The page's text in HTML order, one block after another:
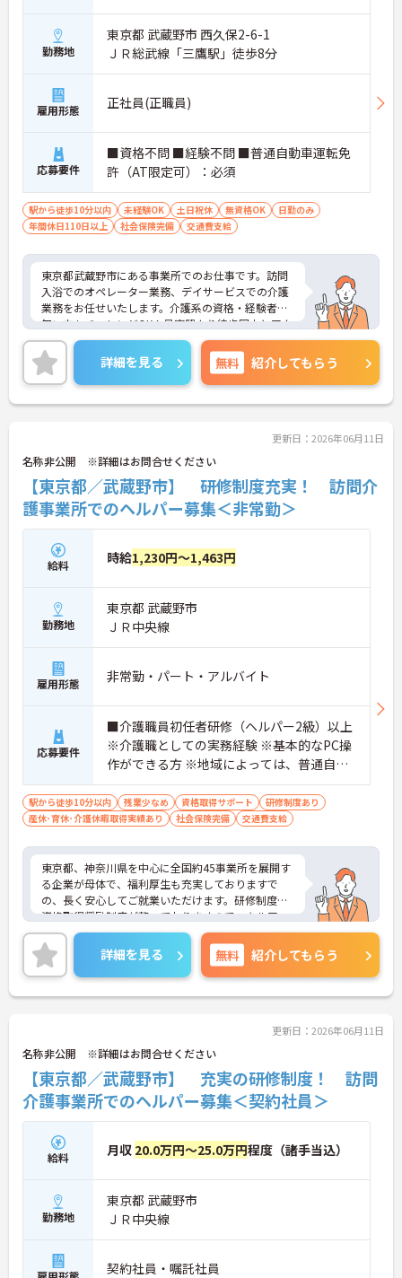
勤務地
東京都 武蔵野市 西久保2-6-1
ＪＲ総武線「三鷹駅」徒歩8分
雇用形態 正社員(正職員)
応募要件
■資格不問 ■経験不問 ■普通自動車運転免
許（AT限定可）：必須
駅から徒歩10分以内 未経験OK 土日祝休 無資格OK
日勤のみ
年間休日110日以上
社会保険完備 交通費支給
東京都武蔵野市にある事業所でのお仕事です。訪問
入浴でのオペレーター業務、デイサービスでの介護
業務をお任せいたします。介護系の資格・経験者が
無い方もチャレンジOK！最寄駅より徒歩圏内とアク
セスに便利な立地にあります。年間休日124日、土
日祝がお休みなので、プライベートとのメリハリの
ある働き方ができます。
ご興味のある方には、面接対策ポイントなど、さら
に詳細をお話しいたしますのでお気軽にご相談くだ
詳細を見る 無料 紹介してもらう
更新日：2026年06月11日
名称非公開 ※詳細はお問合せください
【東京都／武蔵野市】 研修制度充実！ 訪問介
護事業所でのヘルパー募集＜非常勤＞
給料 時給1,230円～1,463円
勤務地
東京都 武蔵野市
ＪＲ中央線
雇用形態 非常勤・パート・アルバイト
応募要件
■介護職員初任者研修（ヘルパー2級）以上
※介護職としての実務経験 ※基本的なPC操
作ができる方 ※地域によっては、普通自動
車運転免許(AT限定可)が必要となる場合が
あります。
駅から徒歩10分以内 残業少なめ 資格取得サポート
研修制度あり
産休･育休･介護休暇取得実績あり
社会保険完備 交通費支給
東京都、神奈川県を中心に全国約45事業所を展開す
る企業が母体で、福利厚生も充実しておりますで
の、長く安心してご就業いただけます。研修制度や
資格取得奨励制度が整っておりますのでスキルアッ
プも目指せる環境です。
ご興味のある方は是非お気軽にお問い合わせ下さ
い。
詳細を見る 無料 紹介してもらう
更新日：2026年06月11日
名称非公開 ※詳細はお問合せください
【東京都／武蔵野市】 充実の研修制度！ 訪問
介護事業所でのヘルパー募集＜契約社員＞
給料 月収 20.0万円～25.0万円程度（諸手当込）
勤務地
東京都 武蔵野市
ＪＲ中央線
契約社員・嘱託社員